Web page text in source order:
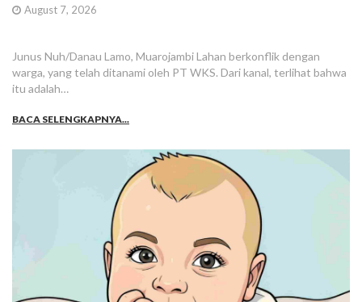
August 7, 2026
Junus Nuh/Danau Lamo, Muarojambi Lahan berkonflik dengan
warga, yang telah ditanami oleh PT WKS. Dari kanal, terlihat bahwa
itu adalah…
BACA SELENGKAPNYA...